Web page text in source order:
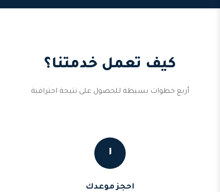
كيف تعمل خدمتنا؟
أربع خطوات بسيطة للحصول على نتيجة احترافية
١
احجز موعدك